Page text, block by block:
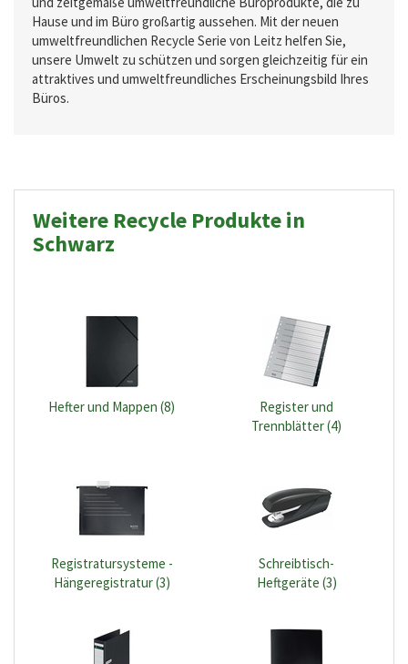
Hause und im Büro großartig aussehen. Mit der neuen
umweltfreundlichen Recycle Serie von Leitz helfen Sie,
unsere Umwelt zu schützen und sorgen gleichzeitig für ein
attraktives und umweltfreundliches Erscheinungsbild Ihres
Büros.
Weitere Recycle Produkte in
Schwarz
Hefter und Mappen (8)
Register und
Trennblätter (4)
Registratursysteme -
Hängeregistratur (3)
Schreibtisch-
Heftgeräte (3)